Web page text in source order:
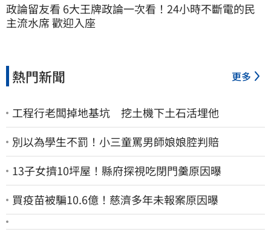
政論留友看 6大王牌政論一次看！24小時不斷電的民
主流水席 歡迎入座
熱門新聞 更多
工程行老闆掉地基坑 挖土機下土石活埋他
別以為學生不罰！小三童罵男師娘娘腔判賠
13子女擠10坪屋！縣府探視吃閉門羹原因曝
買疫苗被騙10.6億！慈濟多年未報案原因曝